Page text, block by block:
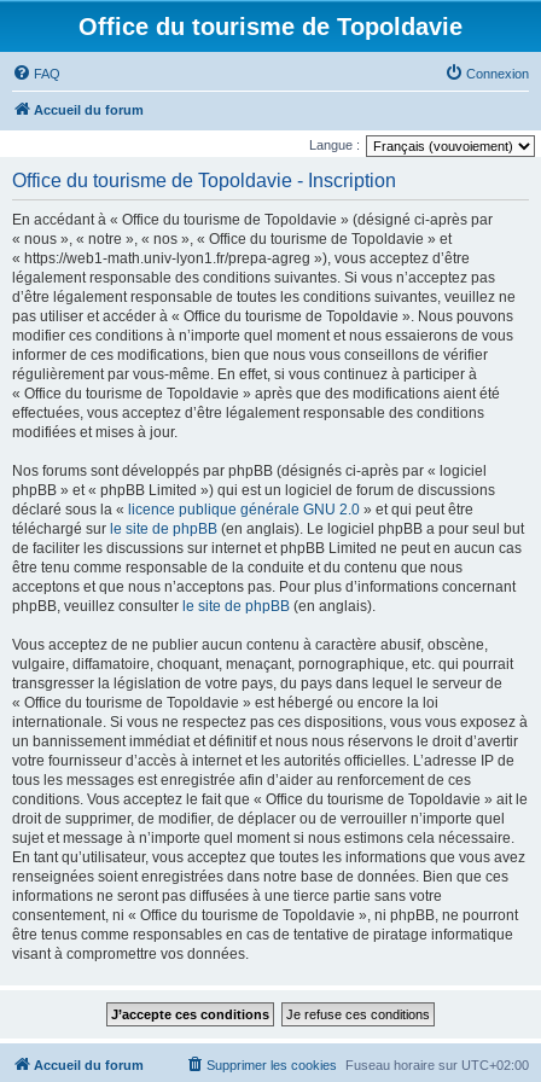
Office du tourisme de Topoldavie
FAQ Connexion
Accueil du forum
Langue :
Office du tourisme de Topoldavie - Inscription
En accédant à « Office du tourisme de Topoldavie » (désigné ci-après par
« nous », « notre », « nos », « Office du tourisme de Topoldavie » et
« https://web1-math.univ-lyon1.fr/prepa-agreg »), vous acceptez d’être
légalement responsable des conditions suivantes. Si vous n’acceptez pas
d’être légalement responsable de toutes les conditions suivantes, veuillez ne
pas utiliser et accéder à « Office du tourisme de Topoldavie ». Nous pouvons
modifier ces conditions à n’importe quel moment et nous essaierons de vous
informer de ces modifications, bien que nous vous conseillons de vérifier
régulièrement par vous-même. En effet, si vous continuez à participer à
« Office du tourisme de Topoldavie » après que des modifications aient été
effectuées, vous acceptez d’être légalement responsable des conditions
modifiées et mises à jour.
Nos forums sont développés par phpBB (désignés ci-après par « logiciel
phpBB » et « phpBB Limited ») qui est un logiciel de forum de discussions
déclaré sous la « licence publique générale GNU 2.0 » et qui peut être
téléchargé sur le site de phpBB (en anglais). Le logiciel phpBB a pour seul but
de faciliter les discussions sur internet et phpBB Limited ne peut en aucun cas
être tenu comme responsable de la conduite et du contenu que nous
acceptons et que nous n’acceptons pas. Pour plus d’informations concernant
phpBB, veuillez consulter le site de phpBB (en anglais).
Vous acceptez de ne publier aucun contenu à caractère abusif, obscène,
vulgaire, diffamatoire, choquant, menaçant, pornographique, etc. qui pourrait
transgresser la législation de votre pays, du pays dans lequel le serveur de
« Office du tourisme de Topoldavie » est hébergé ou encore la loi
internationale. Si vous ne respectez pas ces dispositions, vous vous exposez à
un bannissement immédiat et définitif et nous nous réservons le droit d’avertir
votre fournisseur d’accès à internet et les autorités officielles. L’adresse IP de
tous les messages est enregistrée afin d’aider au renforcement de ces
conditions. Vous acceptez le fait que « Office du tourisme de Topoldavie » ait le
droit de supprimer, de modifier, de déplacer ou de verrouiller n’importe quel
sujet et message à n’importe quel moment si nous estimons cela nécessaire.
En tant qu’utilisateur, vous acceptez que toutes les informations que vous avez
renseignées soient enregistrées dans notre base de données. Bien que ces
informations ne seront pas diffusées à une tierce partie sans votre
consentement, ni « Office du tourisme de Topoldavie », ni phpBB, ne pourront
être tenus comme responsables en cas de tentative de piratage informatique
visant à compromettre vos données.
Accueil du forum Fuseau horaire sur UTC+02:00
Supprimer les cookies